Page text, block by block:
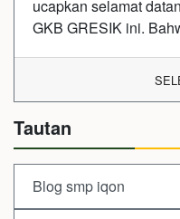
ucapkan selamat
GKB GRESIK ini.
Tautan
Blog smp iqon